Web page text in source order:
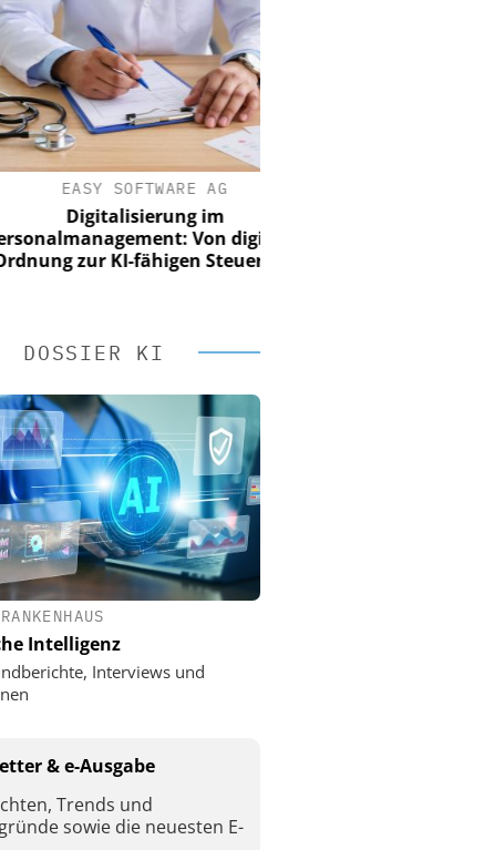
EASY SOFTWARE AG
Digitalisierung im
Von digitaler
zur KI-fähigen Steuerung
DOSSIER KI
Intelligenz
Interviews und
& e-Ausgabe
Trends und
sowie die neuesten E-